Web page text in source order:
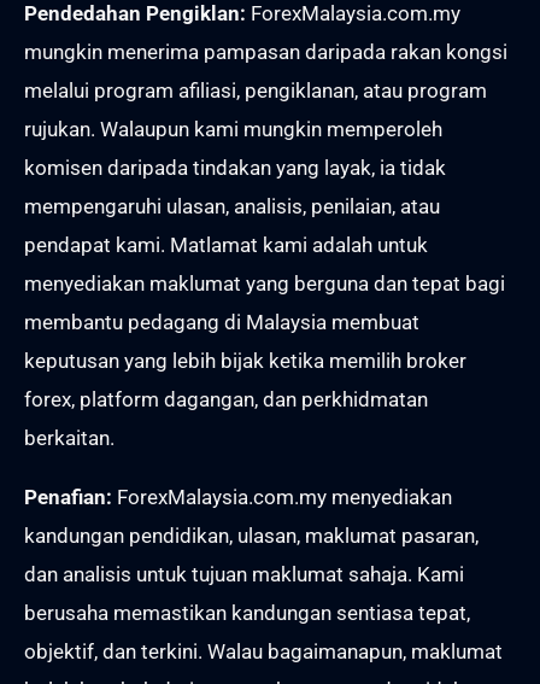
Pendedahan Pengiklan: ForexMalaysia.com.my
mungkin menerima pampasan daripada rakan kongsi
melalui program afiliasi, pengiklanan, atau program
rujukan. Walaupun kami mungkin memperoleh
komisen daripada tindakan yang layak, ia tidak
mempengaruhi ulasan, analisis, penilaian, atau
pendapat kami. Matlamat kami adalah untuk
menyediakan maklumat yang berguna dan tepat bagi
membantu pedagang di Malaysia membuat
keputusan yang lebih bijak ketika memilih broker
forex, platform dagangan, dan perkhidmatan
berkaitan.
Penafian: ForexMalaysia.com.my menyediakan
kandungan pendidikan, ulasan, maklumat pasaran,
dan analisis untuk tujuan maklumat sahaja. Kami
berusaha memastikan kandungan sentiasa tepat,
objektif, dan terkini. Walau bagaimanapun, maklumat